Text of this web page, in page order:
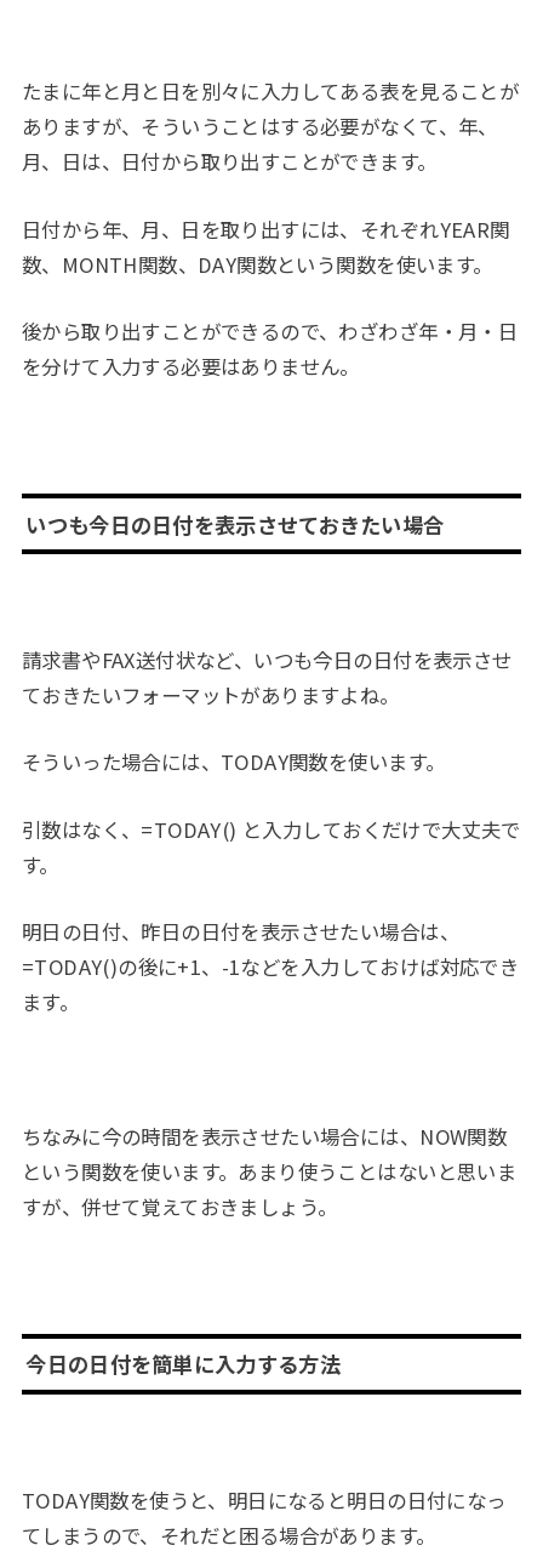
たまに年と月と日を別々に入力してある表を見ることが
ありますが、そういうことはする必要がなくて、年、
月、日は、日付から取り出すことができます。
日付から年、月、日を取り出すには、それぞれYEAR関
数、MONTH関数、DAY関数という関数を使います。
後から取り出すことができるので、わざわざ年・月・日
を分けて入力する必要はありません。
いつも今日の日付を表示させておきたい場合
請求書やFAX送付状など、いつも今日の日付を表示させ
ておきたいフォーマットがありますよね。
そういった場合には、TODAY関数を使います。
引数はなく、=TODAY() と入力しておくだけで大丈夫で
す。
明日の日付、昨日の日付を表示させたい場合は、
=TODAY()の後に+1、-1などを入力しておけば対応でき
ます。
ちなみに今の時間を表示させたい場合には、NOW関数
という関数を使います。あまり使うことはないと思いま
すが、併せて覚えておきましょう。
今日の日付を簡単に入力する方法
TODAY関数を使うと、明日になると明日の日付になっ
てしまうので、それだと困る場合があります。